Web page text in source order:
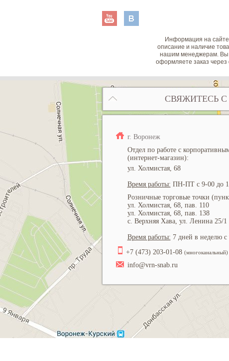
Информация на
описание и наличие
нашим менеджерам. Вы
оформляете заказ
СВЯЖИТЕСЬ
г. Воронеж
Отдел по работе с
(интернет-магазин):
ул. Холмистая, 68
Время работы: ПН-ПТ с 9-00 до
Розничные торговые точки
ул. Холмистая, 68, пав. 110
ул. Холмистая, 68, пав. 138
с. Верхняя Хава, ул. Ленина 25/1
Время работы: 7 дней в неделю
+7 (473) 203-01-08 (многоканальный)
info@vrn-snab.ru